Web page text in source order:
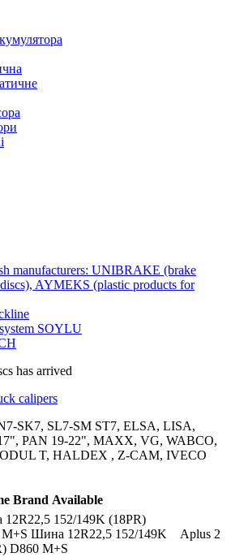
manufacturers: UNIBRAKE (brake
AYMEKS (plastic products for
SOYLU
has arrived
calipers
SK7, SL7-SM ST7, ELSA, LISA,
PAN 19-22", MAXX, VG, WABCO,
T, HALDEX , Z-CAM, IVECO
Brand Available
152/149K (18PR)
Шина 12R22,5 152/149K
D860 M+S
Aplus 2